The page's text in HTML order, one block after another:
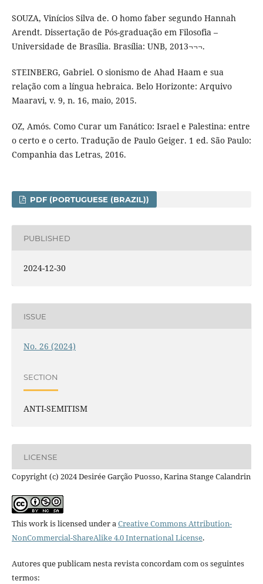
SOUZA, Vinícios Silva de. O homo faber segundo Hannah
Arendt. Dissertação de Pós-graduação em Filosofia –
Universidade de Brasília. Brasília: UNB, 2013¬¬¬.
STEINBERG, Gabriel. O sionismo de Ahad Haam e sua
relação com a língua hebraica. Belo Horizonte: Arquivo
Maaravi, v. 9, n. 16, maio, 2015.
OZ, Amós. Como Curar um Fanático: Israel e Palestina: entre
o certo e o certo. Tradução de Paulo Geiger. 1 ed. São Paulo:
Companhia das Letras, 2016.
PDF (PORTUGUESE (BRAZIL))
PUBLISHED
2024-12-30
ISSUE
No. 26 (2024)
SECTION
ANTI-SEMITISM
LICENSE
Copyright (c) 2024 Desirée Garção Puosso, Karina Stange Calandrin
This work is licensed under aCreative Commons Attribution-
NonCommercial-ShareAlike 4.0 International License.
Autores que publicam nesta revista concordam com os seguintes
termos: